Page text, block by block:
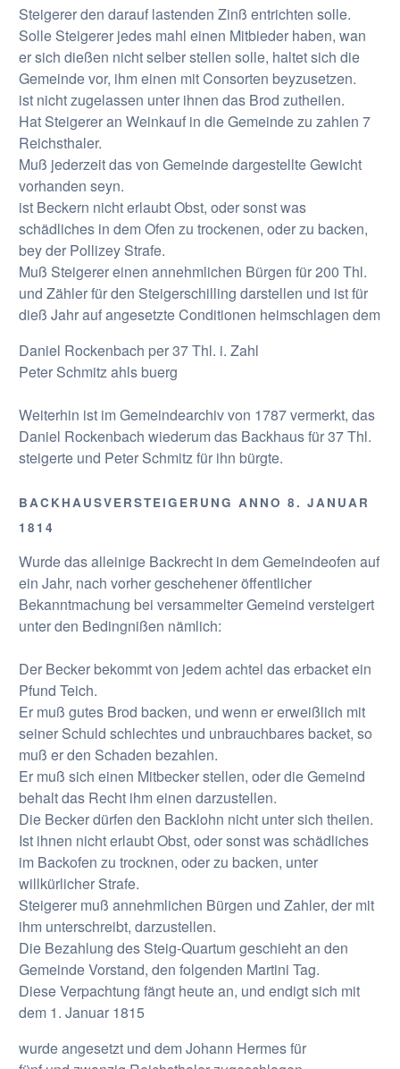
Steigerer den darauf lastenden Zinß entrichten solle.
Solle Steigerer jedes mahl einen Mitbieder haben, wan
er sich dießen nicht selber stellen solle, haltet sich die
Gemeinde vor, ihm einen mit Consorten beyzusetzen.
ist nicht zugelassen unter ihnen das Brod zutheilen.
Hat Steigerer an Weinkauf in die Gemeinde zu zahlen 7
Reichsthaler.
Muß jederzeit das von Gemeinde dargestellte Gewicht
vorhanden seyn.
ist Beckern nicht erlaubt Obst, oder sonst was
schädliches in dem Ofen zu trockenen, oder zu backen,
bey der Pollizey Strafe.
Muß Steigerer einen annehmlichen Bürgen für 200 Thl.
und Zähler für den Steigerschilling darstellen und ist für
dieß Jahr auf angesetzte Conditionen heimschlagen dem
Daniel Rockenbach per 37 Thl. i. Zahl
Peter Schmitz ahls buerg
Weiterhin ist im Gemeindearchiv von 1787 vermerkt, das
Daniel Rockenbach wiederum das Backhaus für 37 Thl.
steigerte und Peter Schmitz für ihn bürgte.
BACKHAUSVERSTEIGERUNG ANNO 8. JANUAR
1814
Wurde das alleinige Backrecht in dem Gemeindeofen auf
ein Jahr, nach vorher geschehener öffentlicher
Bekanntmachung bei versammelter Gemeind versteigert
unter den Bedingnißen nämlich:
Der Becker bekommt von jedem achtel das erbacket ein
Pfund Teich.
Er muß gutes Brod backen, und wenn er erweißlich mit
seiner Schuld schlechtes und unbrauchbares backet, so
muß er den Schaden bezahlen.
Er muß sich einen Mitbecker stellen, oder die Gemeind
behalt das Recht ihm einen darzustellen.
Die Becker dürfen den Backlohn nicht unter sich theilen.
Ist ihnen nicht erlaubt Obst, oder sonst was schädliches
im Backofen zu trocknen, oder zu backen, unter
willkürlicher Strafe.
Steigerer muß annehmlichen Bürgen und Zahler, der mit
ihm unterschreibt, darzustellen.
Die Bezahlung des Steig-Quartum geschieht an den
Gemeinde Vorstand, den folgenden Martini Tag.
Diese Verpachtung fängt heute an, und endigt sich mit
dem 1. Januar 1815
wurde angesetzt und dem Johann Hermes für